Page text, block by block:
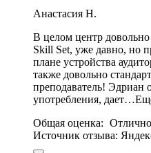
Анастасия Н.
В целом центр
Skill Set, уже давно, но
плане устройства
также довольно
преподаватель! Эдриан
употребления,
Общая оценка:
Источник отзыва: